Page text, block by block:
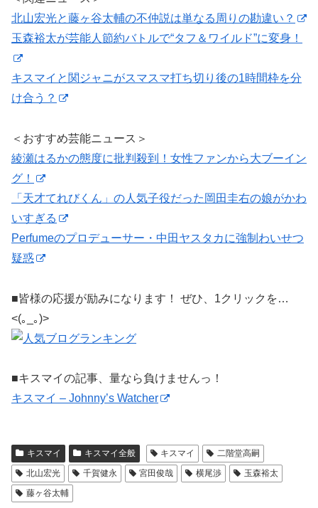
北山宏光と藤ヶ谷太輔の不仲説は単なる周りの勘違い？
玉森裕太が芸能人節約バトルで“タフ＆ワイルド”に変身！
キスマイと関ジャニがスマスマ打ち切り後の1時間枠を分
け合う？
＜おすすめ芸能ニュース＞
綾瀬はるかの態度に批判殺到！女性ファンから大ブーイン
グ！
「天才てれびくん」の人気子役だった岡田圭右の娘がかわ
いすぎる
Perfumeのプロデューサー・中田ヤスタカに強制わいせつ
疑惑
■皆様の応援が励みになります！ ぜひ、1クリックを…
<(｡_｡)>
■キスマイの記事、量なら負けませんっ！
キスマイ – Johnny’s Watcher
キスマイ キスマイ全般 キスマイ
二階堂高嗣
北山宏光
千賀健永 宮田俊哉 横尾渉
玉森裕太
藤ヶ谷太輔